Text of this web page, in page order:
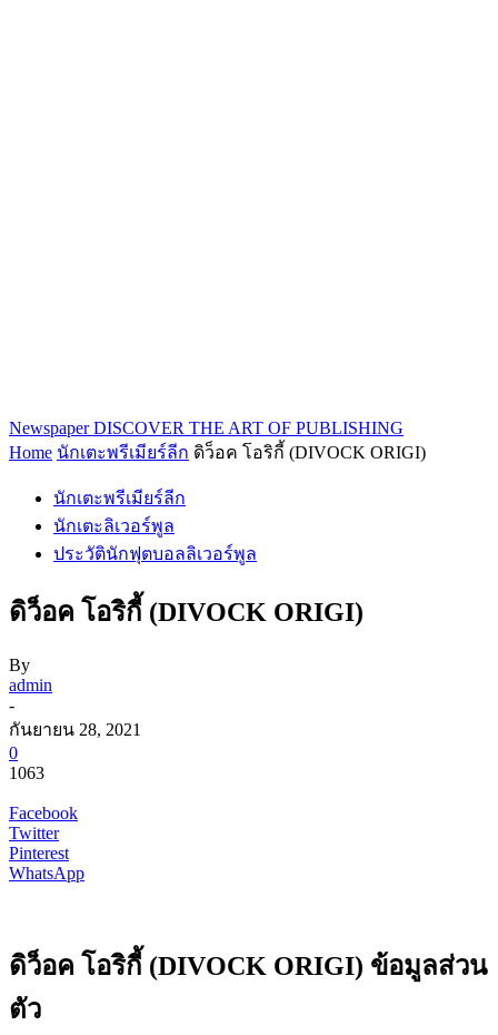
Newspaper DISCOVER THE ART OF PUBLISHING
Home นักเตะพรีเมียร์ลีก ดิว็อค โอริกี้ (DIVOCK ORIGI)
นักเตะพรีเมียร์ลีก
นักเตะลิเวอร์พูล
ประวัตินักฟุตบอลลิเวอร์พูล
ดิว็อค โอริกี้ (DIVOCK ORIGI)
By
admin
-
กันยายน 28, 2021
0
1063
Facebook
Twitter
Pinterest
WhatsApp
ดิว็อค โอริกี้ (DIVOCK ORIGI) ข้อมูลส่วน
ตัว